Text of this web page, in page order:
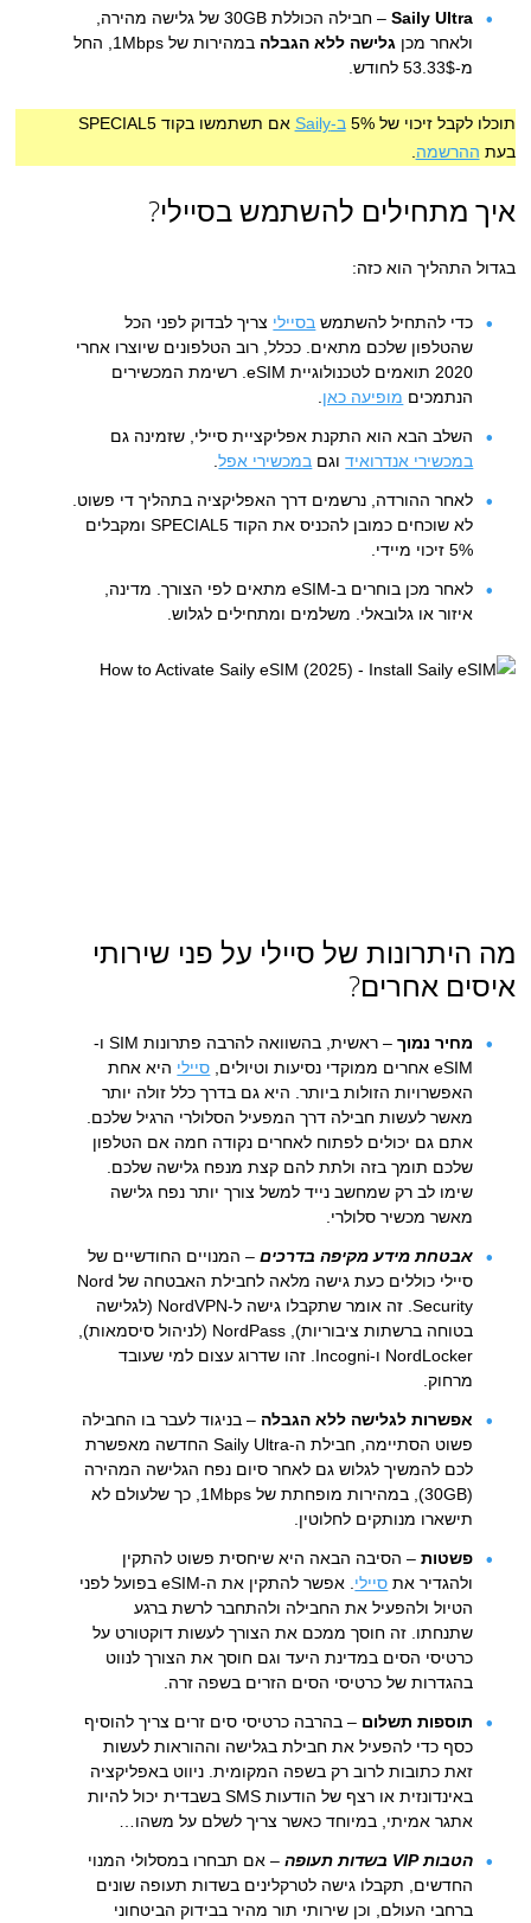
Saily Ultra
– חבילה הכוללת 30GB של גלישה מהירה,
ולאחר מכן גלישה ללא הגבלה
במהירות של 1Mbps, החל
מ-53.33$ לחודש.
תוכלו לקבל זיכוי של 5% ב-Saily
אם תשתמשו בקוד SPECIAL5
בעת ההרשמה
איך מתחילים להשתמש בסיילי?
בגדול התהליך הוא כזה:
כדי להתחיל להשתמש בסיילי צריך לבדוק לפני הכל
שהטלפון שלכם מתאים. ככלל, רוב הטלפונים שיוצרו אחרי
2020 תואמים לטכנולוגיית eSIM. רשימת המכשירים
הנתמכים מופיעה כאן
השלב הבא הוא התקנת אפליקציית סיילי, שזמינה גם
במכשירי אנדרואידוגם במכשירי אפל.
לאחר ההורדה, נרשמים דרך האפליקציה בתהליך די פשוט.
לא שוכחים כמובן להכניס את הקוד SPECIAL5 ומקבלים
5% זיכוי מיידי.
לאחר מכן בוחרים ב-eSIM מתאים לפי הצורך. מדינה,
איזור או גלובאלי. משלמים ומתחילים לגלוש.
מה היתרונות של סיילי על פני שירותי
איסים אחרים?
מחיר נמוך
– ראשית, בהשוואה להרבה פתרונות SIM ו-
eSIM אחרים ממוקדי נסיעות וטיולים,
סיילי היא אחת
האפשרויות הזולות ביותר. היא גם בדרך כלל זולה יותר
מאשר לעשות חבילה דרך המפעיל הסלולרי הרגיל שלכם.
אתם גם יכולים לפתוח לאחרים נקודה חמה אם הטלפון
שלכם תומך בזה ולתת להם קצת מנפח גלישה שלכם.
שימו לב רק שמחשב נייד למשל צורך יותר נפח גלישה
מאשר מכשיר סלולרי.
אבטחת מידע מקיפה בדרכים– המנויים החודשיים של
סיילי כוללים כעת גישה מלאה לחבילת האבטחה של Nord
Security. זה אומר שתקבלו גישה ל-NordVPN (לגלישה
בטוחה ברשתות ציבוריות), NordPass (לניהול סיסמאות),
NordLocker ו-Incogni. זהו שדרוג עצום למי שעובד
מרחוק.
אפשרות לגלישה ללא הגבלה – בניגוד לעבר בו החבילה
פשוט הסתיימה, חבילת ה-Saily Ultra החדשה מאפשרת
לכם להמשיך לגלוש גם לאחר סיום נפח הגלישה המהירה
(30GB), במהירות מופחתת של 1Mbps, כך שלעולם לא
תישארו מנותקים לחלוטין.
פשטות – הסיבה הבאה היא שיחסית פשוט להתקין
ולהגדיר את סיילי
. אפשר להתקין את ה-eSIM בפועל לפני
הטיול ולהפעיל את החבילה ולהתחבר לרשת ברגע
שתנחתו. זה חוסך ממכם את הצורך לעשות דוקטורט על
כרטיסי הסים במדינת היעד וגם חוסך את הצורך לנווט
בהגדרות של כרטיסי הסים הזרים בשפה זרה.
תוספות תשלום – בהרבה כרטיסי סים זרים צריך להוסיף
כסף כדי להפעיל את חבילת בגלישה וההוראות לעשות
זאת כתובות לרוב רק בשפה המקומית. ניווט באפליקציה
באינדונזית או רצף של הודעות SMS בשבדית יכול להיות
אתגר אמיתי, במיוחד כאשר צריך לשלם על משהו…
הטבות VIP בשדות תעופה
– אם תבחרו במסלולי המנוי
החדשים, תקבלו גישה לטרקלינים בשדות תעופה שונים
ברחבי העולם, וכן שירותי תור מהיר בבידוק הביטחוני